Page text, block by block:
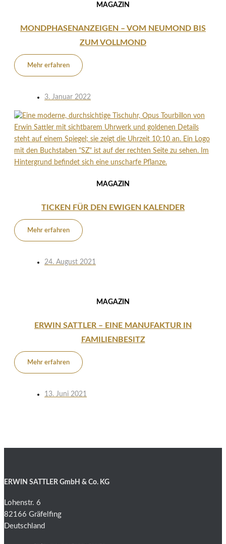
MAGAZIN
MONDPHASENANZEIGEN – VOM NEUMOND BIS
ZUM VOLLMOND
Mehr erfahren
3. Januar 2022
MAGAZIN
TICKEN FÜR DEN EWIGEN KALENDER
Mehr erfahren
24. August 2021
MAGAZIN
ERWIN SATTLER – EINE MANUFAKTUR IN
FAMILIENBESITZ
Mehr erfahren
13. Juni 2021
ERWIN SATTLER GmbH & Co. KG
Lohenstr. 6
82166 Gräfelfing
Deutschland